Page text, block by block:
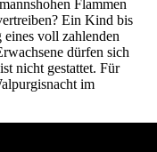
Flammen
Ein Kind bis
voll zahlenden
dürfen sich
nicht gestattet. Für
im